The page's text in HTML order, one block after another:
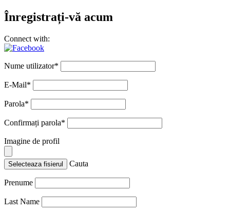
Înregistrați-vă acum
Connect with:
Nume utilizator*
E-Mail*
Parola*
Confirmați parola*
Imagine de profil
Selecteaza fisierul Cauta
Prenume
Last Name